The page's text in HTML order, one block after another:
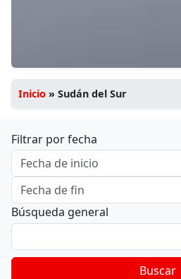
Inicio » Sudán del Sur
Filtrar por fecha
Búsqueda general
Buscar